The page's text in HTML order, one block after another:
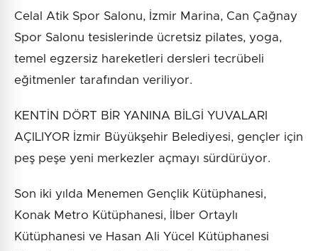
Celal Atik Spor Salonu, İzmir Marina, Can Çağnay
Spor Salonu tesislerinde ücretsiz pilates, yoga,
temel egzersiz hareketleri dersleri tecrübeli
eğitmenler tarafından veriliyor.
KENTİN DÖRT BİR YANINA BİLGİ YUVALARI
AÇILIYOR İzmir Büyükşehir Belediyesi, gençler için
peş peşe yeni merkezler açmayı sürdürüyor.
Son iki yılda Menemen Gençlik Kütüphanesi,
Konak Metro Kütüphanesi, İlber Ortaylı
Kütüphanesi ve Hasan Ali Yücel Kütüphanesi